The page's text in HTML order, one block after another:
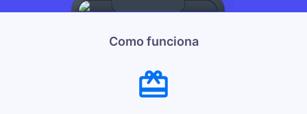
Como funciona